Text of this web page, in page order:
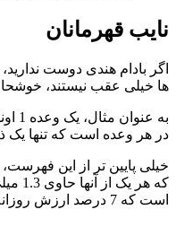
نایب قهرمانان
اگر بادام هندی دوست
ها خیلی عقب نیستند،
در هر وعده است که تنها یک
خیلی پایین تر از این فهرست،
است که 7 درصد ارزش روزانه است.